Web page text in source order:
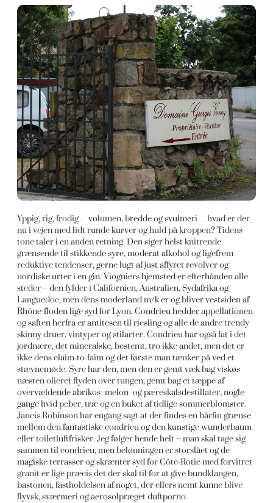
Yppig, rig, frodig… volumen, bredde og svulmeri… hvad er der
nu i vejen med lidt runde kurver og huld på kroppen? Tidens
tone taler i en anden retning. Den siger helst knitrende
grænsende til stikkende syre, moderat alkohol og ligefrem
reduktive tendenser, gerne lugt af just affyret revolver og
nordiske urter i en gin. Viogniers hjemsted er efterhånden alle
steder – den fylder i Californien, Australien, Sydafrika og
Languedoc, men dens moderland m/k er og bliver vestsiden af
Rhône-floden lige syd for Lyon. Condrieu hedder appellationen
og saften herfra er antitesen til riesling og alle de andre trendy
skinny druer, vintyper og stilarter. Condrieu har også fat i det
jordnære, det mineralske, bestemt, tro ikke andet, men det er
ikke dens claim-to-faim og det første man tænker på ved et
stævnemøde. Syre har den, men den er gemt væk bag viskøs
næsten olieret flyden over tungen, gemt bag et tæppe af
overvældende abrikos- melon- og pæreskalsdestillater, nogle
gange hvid peber, træ og en buket af tidlige sommerblomster.
Jancis Robinson har engang sagt at der findes en hårfin grænse
mellem den fantastiske condrieu og den kunstige wunderbaum
eller toiletluftfrisker. Jeg følger hende helt – man skal tage sig
sammen til condrieu, men belønningen er storslået og de
magiske terrasser og skrænter syd for Côte-Rotie med forvitret
granit er lige præcis det der skal til for at give bundklangen,
bastonen, fastholdelsen af noget, der ellers nemt kunne blive
flyvsk, sværmeri og aerosolpræget duftporno.